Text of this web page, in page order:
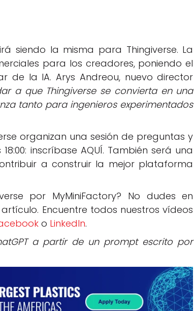
siendo la misma para Thingiverse. La
para los creadores, poniendo el
de la IA. Arys Andreou, nuevo director
a que Thingiverse se convierta en una
tanto para ingenieros experimentados
organizan una sesión de preguntas y
inscríbase AQUÍ. También será una
a construir la mejor plataforma
por MyMiniFactory? No dudes en
Encuentre todos nuestros vídeos
o LinkedIn.
a partir de un prompt escrito por